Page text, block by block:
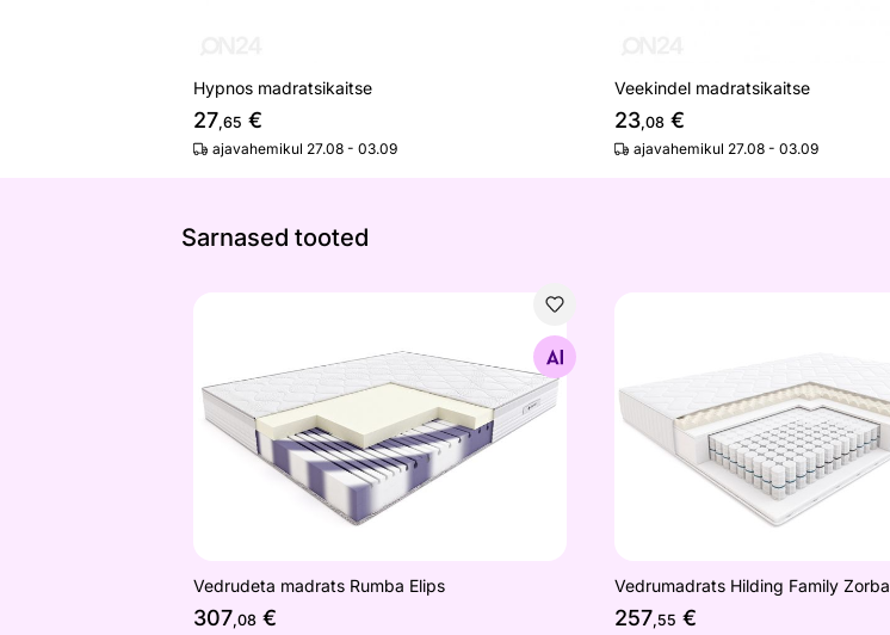
Hypnos madratsikaitse
27,65 €
ajavahemikul 27.08 - 03.09
Veekindel madratsikaitse
23,08 €
ajavahemikul 27.08 - 03.09
Sarnased tooted
Otsi sarnaseid
Vedrudeta madrats Rumba Elips
307,08 €
Vedrumadrats Hilding Family Zorba
257,55 €